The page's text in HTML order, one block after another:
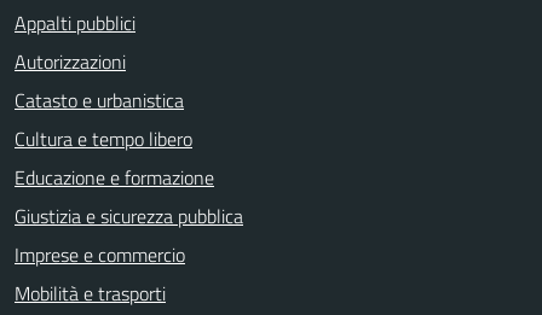
Appalti pubblici
Autorizzazioni
Catasto e urbanistica
Cultura e tempo libero
Educazione e formazione
Giustizia e sicurezza pubblica
Imprese e commercio
Mobilità e trasporti